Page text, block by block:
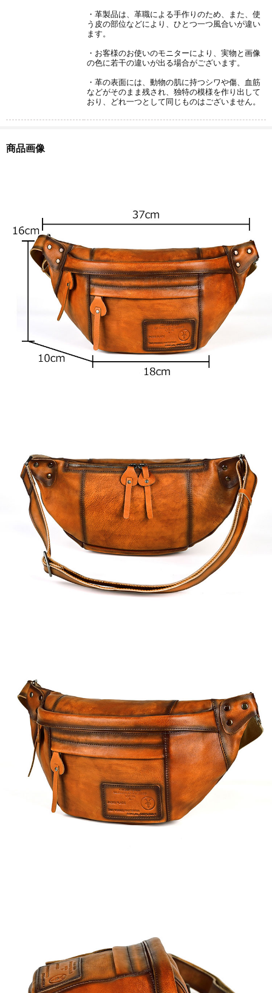
・革製品は、革職による手作りのため、また、使
う皮の部位などにより、ひとつ一つ風合いが違い
ます。
・お客様のお使いのモニターにより、実物と画像
の色に若干の違いが出る場合がございます。
・革の表面には、動物の肌に持つシワや傷、血筋
などがそのまま残され、独特の模様を作り出して
おり、どれ一つとして同じものはございません。
商品画像